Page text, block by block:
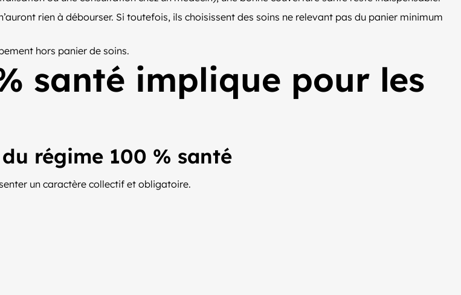
rien à débourser. Si toutefois, ils choisissent des soins ne relevant pas du panier minimum
hors panier de soins.
santé implique pour les
régime 100 % santé
un caractère collectif et obligatoire.